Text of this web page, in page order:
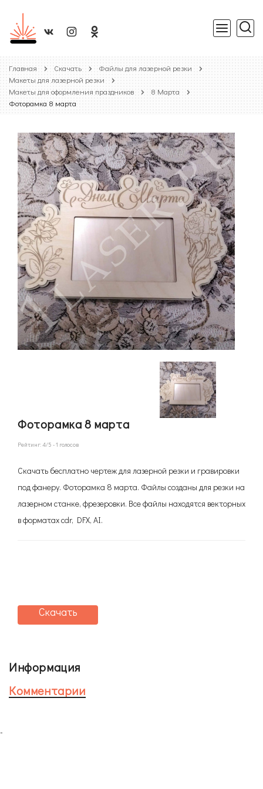
Главная Скачать
Файлы для лазерной резки
Макеты для лазерной резки
Макеты для оформления праздников
8 Марта
Фоторамка 8 марта
Фоторамка 8 марта
Рейтинг:4/5 -1 голосов
Скачать бесплатно чертеж для лазерной резки и гравировки
под фанеру. Фоторамка 8 марта. Файлы созданы для резки на
лазерном станке, фрезеровки. Все файлы находятся векторных
в форматах cdr, DFX, AI.
Скачать
Информация
Комментарии
-